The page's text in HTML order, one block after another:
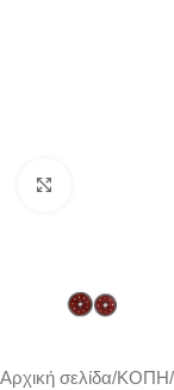
Αρχική σελίδα ΚΟΠΗ